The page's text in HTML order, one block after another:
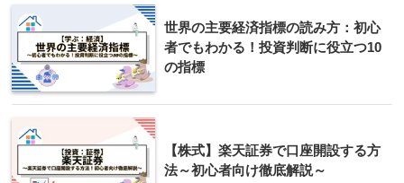
世界の主要経済指標の読み方：初心
者でもわかる！投資判断に役立つ10
の指標
【株式】楽天証券で口座開設する方
法～初心者向け徹底解説～